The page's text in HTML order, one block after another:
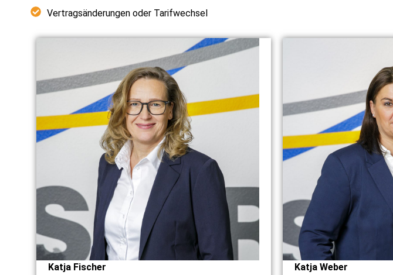
Vertragsänderungen oder Tarifwechsel
Katja Fischer
Katja Weber